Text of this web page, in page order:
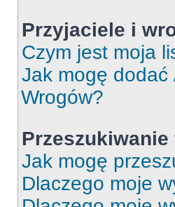
Przyjaciele i
Czym jest moja
Jak mogę dodać
Wrogów?
Przeszukiwanie
Jak mogę
Dlaczego moje